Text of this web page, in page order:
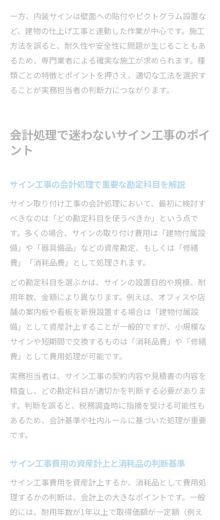
一方、内装サインは壁面への貼付やピクトグラム設置な
ど、建物の仕上げ工事と連動した作業が中心です。施工
方法を誤ると、耐久性や安全性に問題が生じることもあ
るため、専門業者による確実な施工が求められます。種
類ごとの特徴とポイントを押さえ、適切な工法を選択す
ることが実務担当者の判断力につながります。
会計処理で迷わないサイン工事のポイ
ント
サイン工事の会計処理で重要な勘定科目を解説
サイン取り付け工事の会計処理において、最初に検討す
べきなのは「どの勘定科目を使うべきか」という点で
す。多くの場合、サインの取り付け費用は「建物付属設
備」や「器具備品」などの資産勘定、もしくは「修繕
費」「消耗品費」として処理されます。
どの勘定科目を選ぶかは、サインの設置目的や規模、耐
用年数、金額により異なります。例えば、オフィスや店
舗の案内板や看板を新規設置する場合は「建物付属設
備」として資産計上することが一般的ですが、小規模な
サインや短期間で交換するものは「消耗品費」や「修繕
費」として費用処理が可能です。
実務担当者は、サイン工事の契約内容や見積書の内容を
精査し、どの勘定科目が適切かを判断する必要がありま
す。判断を誤ると、税務調査時に指摘を受ける可能性も
あるため、会計基準や社内ルールに基づいた処理が重要
です。
サイン工事費用の資産計上と消耗品の判断基準
サイン工事費用を資産計上するか、消耗品として費用処
理するかの判断は、会計上の大きなポイントです。一般
的には、耐用年数が1年以上で取得価額が一定額（例え